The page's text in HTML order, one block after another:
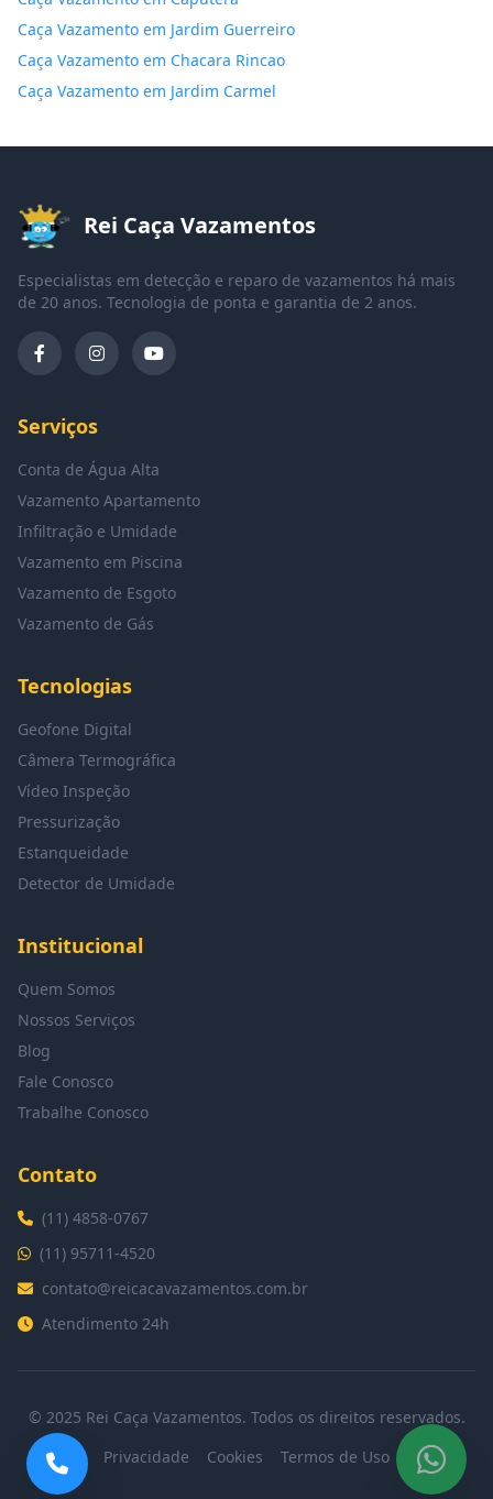
Caça Vazamento em Jardim Guerreiro
Caça Vazamento em Chacara Rincao
Caça Vazamento em Jardim Carmel
Rei Caça Vazamentos
Especialistas em detecção e reparo de vazamentos há mais
de 20 anos. Tecnologia de ponta e garantia de 2 anos.
Serviços
Conta de Água Alta
Vazamento Apartamento
Infiltração e Umidade
Vazamento em Piscina
Vazamento de Esgoto
Vazamento de Gás
Tecnologias
Geofone Digital
Câmera Termográfica
Vídeo Inspeção
Pressurização
Estanqueidade
Detector de Umidade
Institucional
Quem Somos
Nossos Serviços
Blog
Fale Conosco
Trabalhe Conosco
Contato
(11) 4858-0767
(11) 95711-4520
contato@reicacavazamentos.com.br
Atendimento 24h
© 2025 Rei Caça Vazamentos. Todos os direitos reservados.
Privacidade
Cookies Termos de Uso